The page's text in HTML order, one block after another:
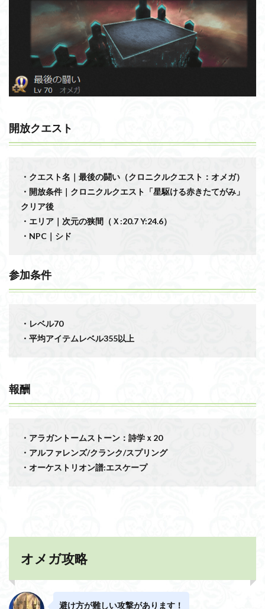
開放クエスト
・クエスト名｜最後の闘い（クロニクルクエスト：オメガ）
・開放条件｜クロニクルクエスト「星駆ける赤きたてがみ」
クリア後
・エリア｜次元の狭間（Ｘ:20.7Y:24.6）
・NPC｜シド
参加条件
・レベル70
・平均アイテムレベル355以上
報酬
・アラガントームストーン：詩学ｘ20
・アルファレンズ/クランク/スプリング
・オーケストリオン譜:エスケープ
オメガ攻略
避け方が難しい攻撃があります！